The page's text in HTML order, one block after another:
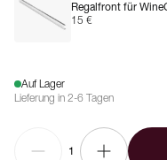
Regalfront für
15 €
Auf Lager
Lieferung in 2-6 Tagen
1